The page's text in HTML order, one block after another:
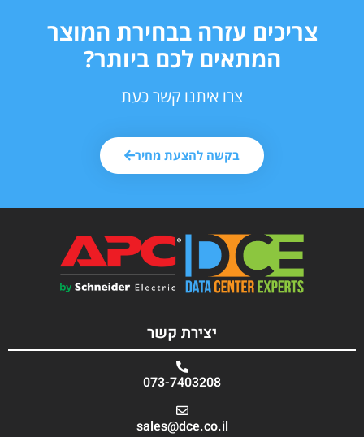
צריכים עזרה בבחירת המוצר
המתאים לכם ביותר?
צרו איתנו קשר כעת
בקשה להצעת מחיר
יצירת קשר
073-7403208
sales@dce.co.il